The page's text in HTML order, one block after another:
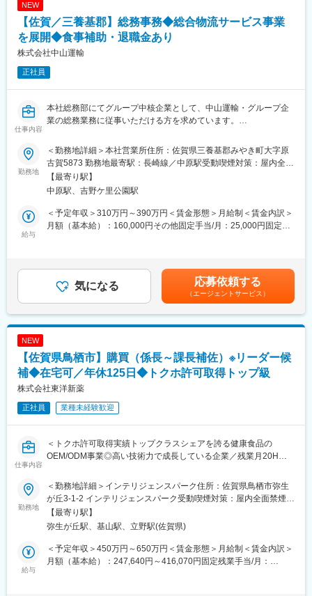
【事務（バックオフィスサポート）】
予約管理システムの入力
入社後は、会計ソフトへの入力,伝票処理,予約管理の簡単な入力作
業
その後、スキルに応じて経理・総務の幅広い業務へとステップア
ップいただけます。
■当ポジションの魅力：
にゴルフを楽しんでいただけます。
ゴルフ好きな方にはきっと魅力的な職場です。
・従業員満足にも注力しています
・残業は月平均10時間程度と少なめ◎
・20代メンバーも活躍しています
NEW
【佐賀／三養基郡】総務事務◆総合物流サービス事業
を展開◆食事補助・退職金あり
株式会社中山運輸
正社員
仕事内容
本社総務部にてグループ中核企業として、中山運輸・グループ企
業の総務業務に従事いただける方を求めています。
ていく事が大切です。
勤怠管理、社会保険等の手続き、施設・機器の管理、イベントや
会議の運営、業務効率化の推進などなど幅広い業務をお任せしま
す。
＜主な業務内容＞
■庶務業務
■法務・既定の管理
社内規定やルールの作成・改定、法令順守の推進など
最初は、やり方の違いなどで戸惑う事もあるかと思います。そん
な時には周りの先輩社員に遠慮なく声をかけてください。
分かりやすく教えてくれるので、業務にもスグに慣れ培ってきた
部署の一人になれますよ。
■企業の特性■
当社の経営方針である『迅速・丁寧・確実』に加え柔軟な対応を
行なうとともに、業務を変革するＤＸを取り入れたことで業務効
率化に繋がっています。
仕事と生活が調和するワーク・ライフ・バランスを推進、多様で
供に努めております。
当社では、新卒や中途入社・年齢・社歴を問わず様々な社員がそ
勤務地
＜勤務地詳細＞本社営業所住所：佐賀県三養基郡みやき町大字原
古賀5873 勤務地最寄駅：長崎線／中原駅受動喫煙対策：屋内全面
禁煙変更の範囲：会社の定める事業所
【最寄り駅】
中原駅、吉野ケ里公園駅
給与
＜予定年収＞310万円～390万円＜賃金形態＞月給制＜賃金内訳＞
月額（基本給）：160,000円その他固定手当/月：25,000円固定残
当：住宅手当（10,000円/月）職能手当（15,000円/月）■賞与：年
2回あり■昇給：年1回あり■別途支給手当：皆勤手当（10,000円/
月）・通勤手当（上限10,000円/月）※月収249,000円以上可能
（手当含む）賃金はあくまでも目安の金額であり、選考を通じて
上下する可能性があります。月給(月額)は固定手当を含めた表記で
気になる 応募依頼する
（エージェントサービス）
NEW
【佐賀県鳥栖市】購買（係長～課長補佐）※リーダー候
補◆在宅可／年休125日◆トクホ許可取得トップ級
株式会社東洋新薬
正社員 業種未経験歓迎
仕事内容
＜トクホ許可取得実績トップクラスシェアを誇る健康食品の
OEM/ODM事業◎高い技術力で成長している企業／残業月20H程
■概要：
当社は、最新のテクノロジーやこれまで積み重ねてきた研究開発
力を用いて、世界中から発掘した天然由来素材の機能性をさらに
高め、付加価値の高い商品を提供する健康食品・化粧品の総合受
託製造メーカーです。今回募集をおこなう製造管理部は製造のコ
ントロールタワーとして受注を受けてから出荷までをトータルコ
勤務地
＜勤務地詳細＞インテリジェンスパーク住所：佐賀県鳥栖市弥生
が丘3-1-2 インテリジェンスパーク受動喫煙対策：屋内全面禁煙変
更の範囲：会社の定める事業所（リモートワーク含む）
【最寄り駅】
弥生が丘駅、基山駅、立野駅(佐賀県)
給与
＜予定年収＞450万円～650万円＜賃金形態＞月給制＜賃金内訳＞
月額（基本給）：247,640円～416,070円固定残業手当/月：